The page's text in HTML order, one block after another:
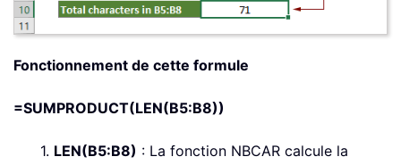
Fonctionnement de cette formule
=SUMPRODUCT(LEN(B5:B8))
1. LEN(B5:B8) : La fonction NBCAR calcule la